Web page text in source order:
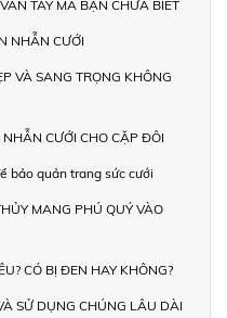
TAY MÀ BẠN CHƯA BIẾT
NHẪN CƯỚI
VÀ SANG TRỌNG KHÔNG
CƯỚI CHO CẶP ĐÔI
bảo quản trang sức cưới
MANG PHÚ QUÝ VÀO
CÓ BỊ ĐEN HAY KHÔNG?
SỬ DỤNG CHÚNG LÂU DÀI